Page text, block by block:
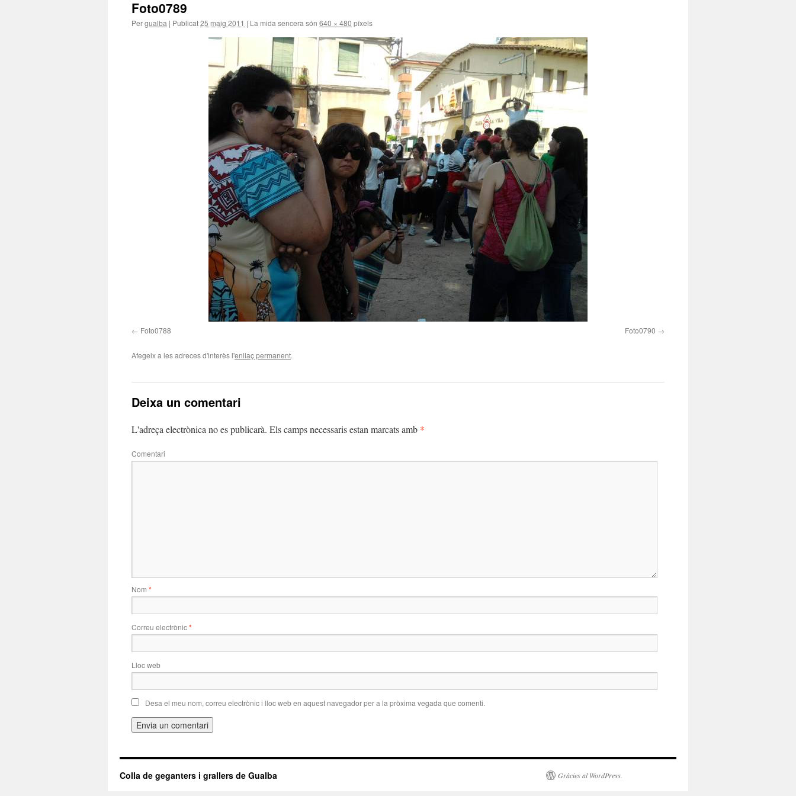
Foto0789
Pergualba | Publicat25 maig 2011 | La mida sencera són 640 × 480 píxels
Foto0788 Foto0790
Afegeix a les adreces d'interès l'enllaç permanent.
Deixa un comentari
L'adreça electrònica no es publicarà. Els camps necessaris estan marcats amb *
Comentari
Nom *
Correu electrònic*
Lloc web
Desa el meu nom, correu electrònic i lloc web en aquest navegador per a la pròxima vegada que comenti.
Colla de geganters i grallers de Gualba Gràcies al WordPress.